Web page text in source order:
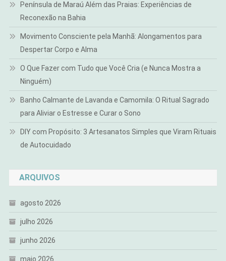
Península de Maraú Além das Praias: Experiências de
Reconexão na Bahia
Movimento Consciente pela Manhã: Alongamentos para
Despertar Corpo e Alma
O Que Fazer com Tudo que Você Cria (e Nunca Mostra a
Ninguém)
Banho Calmante de Lavanda e Camomila: O Ritual Sagrado
para Aliviar o Estresse e Curar o Sono
DIY com Propósito: 3 Artesanatos Simples que Viram Rituais
de Autocuidado
ARQUIVOS
agosto 2026
julho 2026
junho 2026
maio 2026